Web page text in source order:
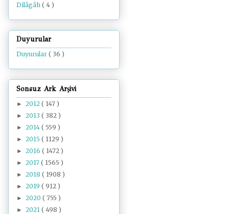
Dilâgâh ( 4 )
Duyurular
Duyurular ( 36 )
Sonsuz Ark Arşivi
► 2012 ( 147 )
► 2013 ( 382 )
► 2014 ( 559 )
► 2015 ( 1129 )
► 2016 ( 1472 )
► 2017 ( 1565 )
► 2018 ( 1908 )
► 2019 ( 912 )
► 2020 ( 755 )
► 2021 ( 498 )